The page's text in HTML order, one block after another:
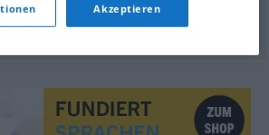
Akzeptieren